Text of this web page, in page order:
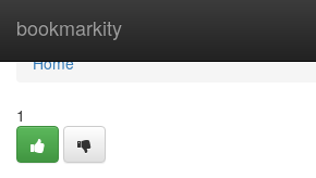
bookmarkity
Home
Home
1